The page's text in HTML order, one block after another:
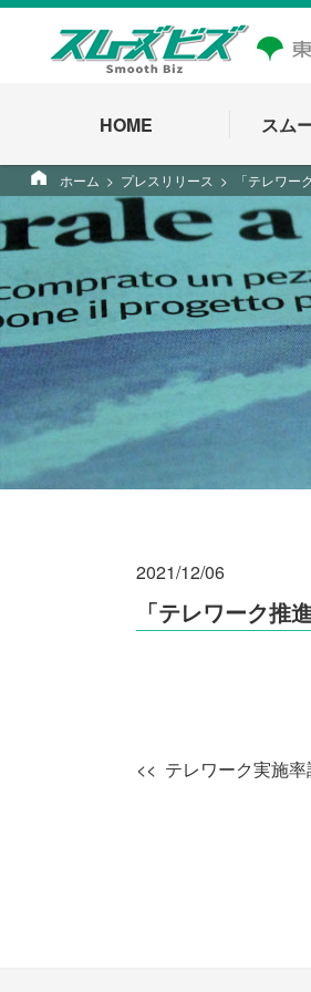
HOME スム
ホーム プレスリリース 「テレワー
2021/12/06
「テレワーク推
テレワーク実施率